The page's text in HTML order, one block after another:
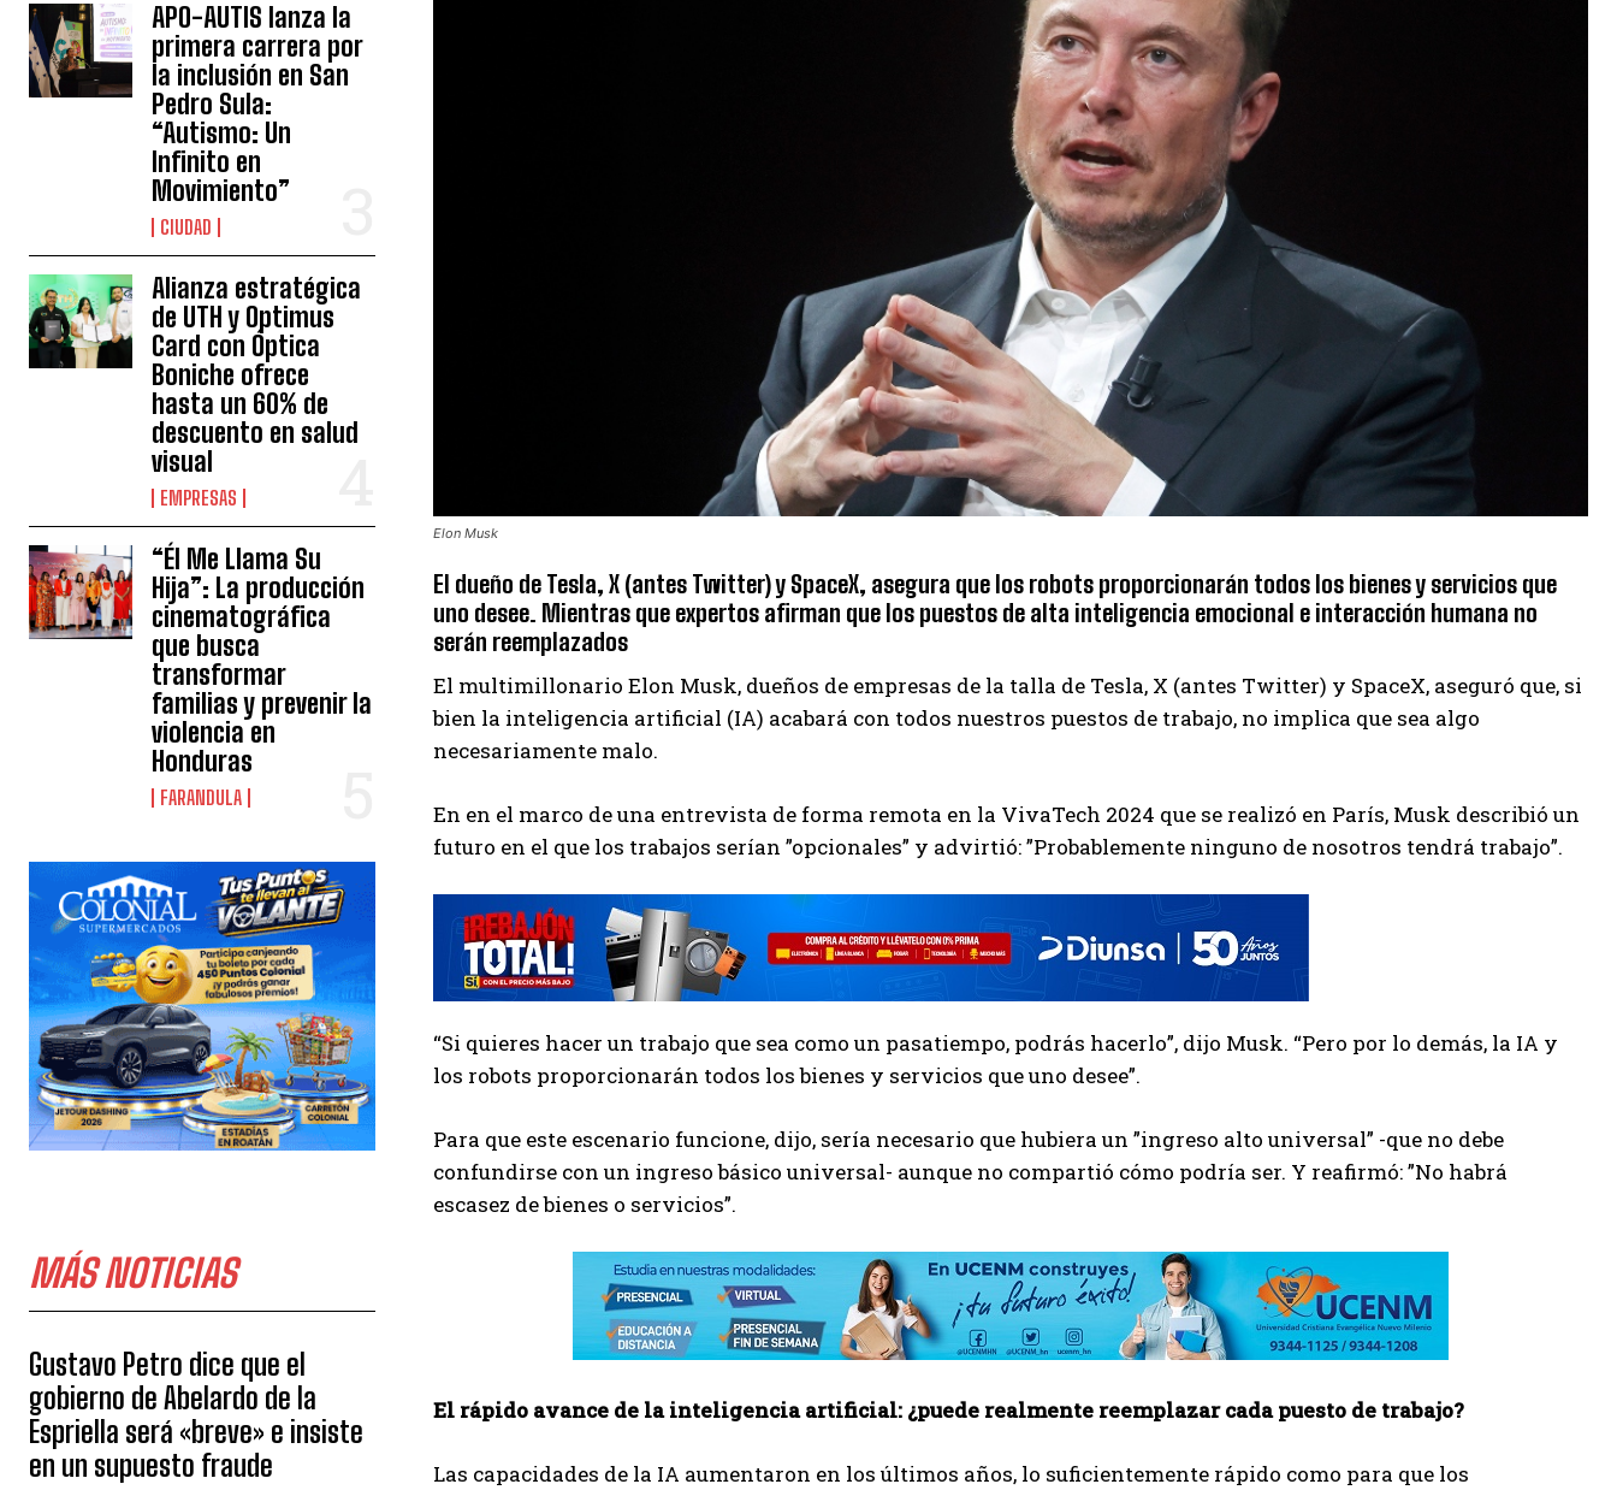
APO-AUTIS lanza la
primera carrera por
la inclusión en San
Pedro Sula:
“Autismo: Un
Infinito en
Movimiento”
CIUDAD
Alianza estratégica
de UTH y Optimus
Card con Óptica
Boniche ofrece
hasta un 60% de
descuento en salud
visual
EMPRESAS
“Él Me Llama Su
Hija”: La producción
cinematográfica
que busca
transformar
familias y prevenir la
violencia en
Honduras
FARANDULA
MÁS NOTICIAS
Gustavo Petro dice que el
gobierno de Abelardo de la
Espriella será «breve» e insiste
en un supuesto fraude
Elon Musk
El dueño de Tesla, X (antes Twitter) y SpaceX, asegura que los robots proporcionarán todos los bienes y servicios que
uno desee. Mientras que expertos afirman que los puestos de alta inteligencia emocional e interacción humana no
serán reemplazados
El multimillonario Elon Musk, dueños de empresas de la talla de Tesla, X (antes Twitter) y SpaceX, aseguró que, si
bien la inteligencia artificial (IA) acabará con todos nuestros puestos de trabajo, no implica que sea algo
necesariamente malo.
En en el marco de una entrevista de forma remota en la VivaTech 2024 que se realizó en París, Musk describió un
futuro en el que los trabajos serían ”opcionales” y advirtió: ”Probablemente ninguno de nosotros tendrá trabajo”.
“Si quieres hacer un trabajo que sea como un pasatiempo, podrás hacerlo”, dijo Musk. “Pero por lo demás, la IA y
los robots proporcionarán todos los bienes y servicios que uno desee”.
Para que este escenario funcione, dijo, sería necesario que hubiera un ”ingreso alto universal” -que no debe
confundirse con un ingreso básico universal- aunque no compartió cómo podría ser. Y reafirmó: ”No habrá
escasez de bienes o servicios”.
El rápido avance de la inteligencia artificial: ¿puede realmente reemplazar cada puesto de trabajo?
Las capacidades de la IA aumentaron en los últimos años, lo suficientemente rápido como para que los